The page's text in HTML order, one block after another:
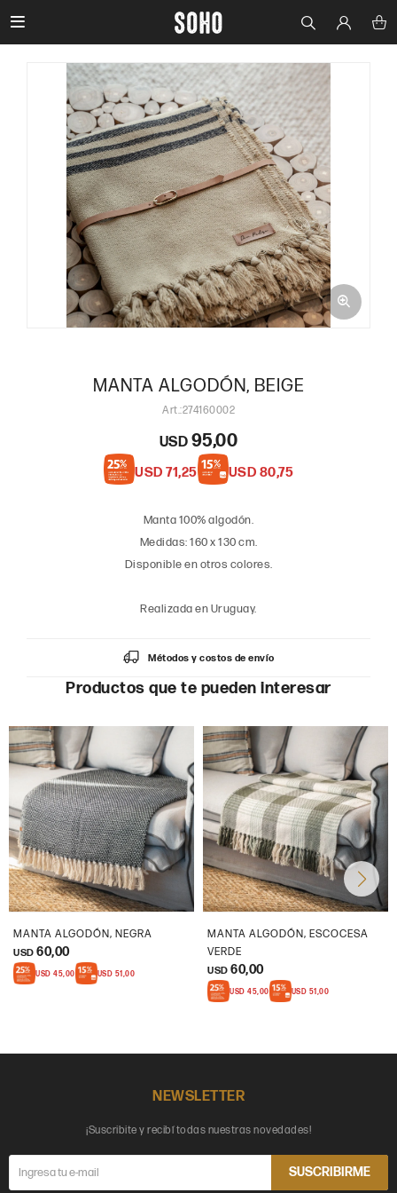

MANTA ALGODÓN, BEIGE
274160002
USD 95,00
USD 71,25 USD 80,75
Manta 100% algodón.
Medidas: 160 x 130 cm.
Disponible en otros colores.
Realizada en Uruguay.
Métodos y costos de envío
Productos que te pueden interesar
MANTA ALGODÓN, NEGRA
USD 60,00
USD 45,00 USD 51,00
MANTA ALGODÓN, ESCOCESA
VERDE
USD 60,00
USD 45,00 USD 51,00
NEWSLETTER
¡Suscribite y recibí todas nuestras novedades!
SUSCRIBIRME